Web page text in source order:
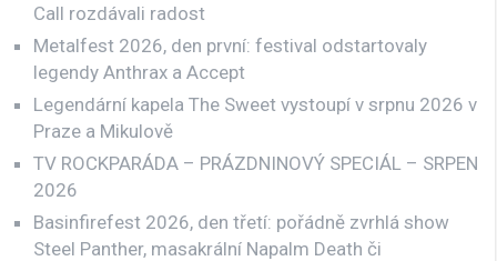
Call rozdávali radost
Metalfest 2026, den první: festival odstartovaly
legendy Anthrax a Accept
Legendární kapela The Sweet vystoupí v srpnu 2026 v
Praze a Mikulově
TV ROCKPARÁDA – PRÁZDNINOVÝ SPECIÁL – SRPEN
2026
Basinfirefest 2026, den třetí: pořádně zvrhlá show
Steel Panther, masakrální Napalm Death či